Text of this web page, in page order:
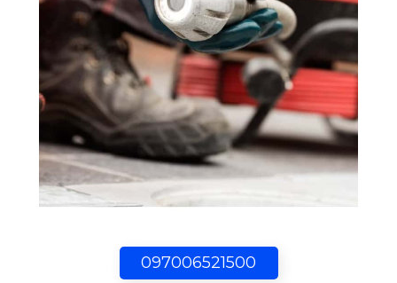
097006521500